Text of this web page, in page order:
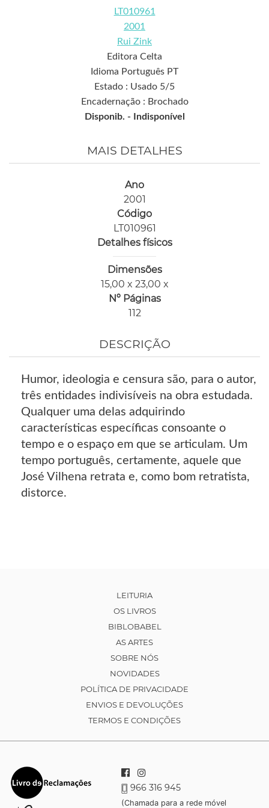
LT010961
2001
Rui Zink
Editora Celta
Idioma Português PT
Estado : Usado 5/5
Encadernação : Brochado
Disponib. -
Indisponível
MAIS DETALHES
Ano
2001
Código
LT010961
Detalhes físicos
Dimensões
15,00 x 23,00 x
Nº Páginas
112
DESCRIÇÃO
Humor, ideologia e censura são, para o autor,
três entidades indivisíveis na obra estudada.
Qualquer uma delas adquirindo
características específicas consoante o
tempo e o espaço em que se articulam. Um
tempo português, certamente, aquele que
José Vilhena retrata e, como bom retratista,
distorce.
LEITURIA
OS LIVROS
BIBLOBABEL
AS ARTES
SOBRE NÓS
NOVIDADES
POLÍTICA DE PRIVACIDADE
ENVIOS E DEVOLUÇÕES
TERMOS E CONDIÇÕES
966 316 945
(Chamada para a rede móvel